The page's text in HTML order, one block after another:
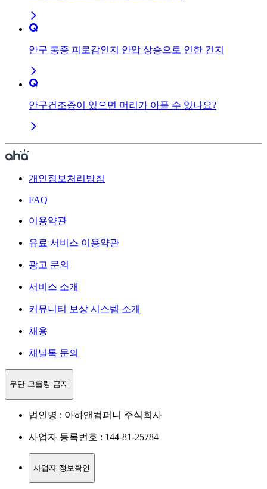
안구 통증 피로감인지 안압 상승으로 인한 건지
안구건조증이 있으면 머리가 아플 수 있나요?
개인정보처리방침
FAQ
이용약관
유료 서비스 이용약관
광고 문의
서비스 소개
커뮤니티 보상 시스템 소개
채용
채널톡 문의
무단 크롤링 금지
법인명 : 아하앤컴퍼니 주식회사
사업자 등록번호 : 144-81-25784
사업자 정보확인